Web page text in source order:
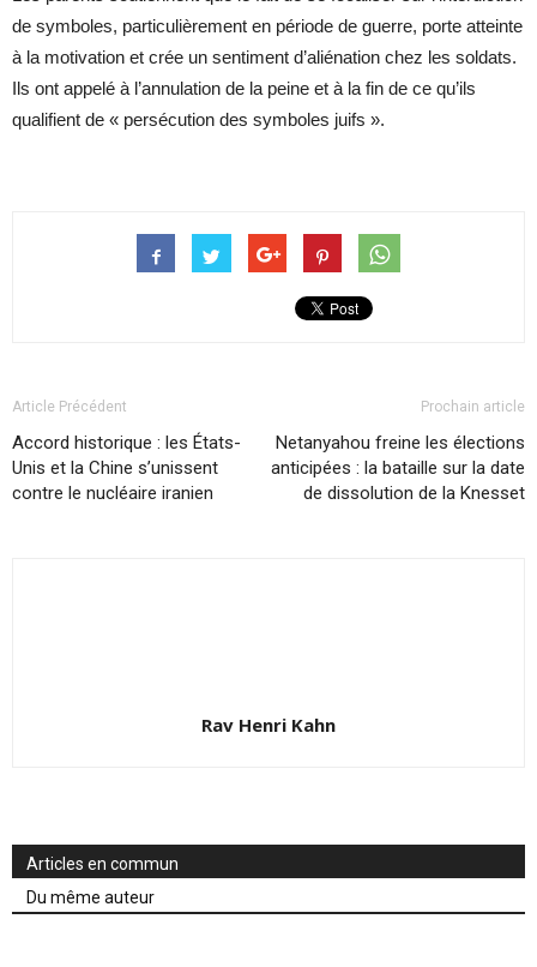
de symboles, particulièrement en période de guerre, porte atteinte
à la motivation et crée un sentiment d’aliénation chez les soldats.
Ils ont appelé à l’annulation de la peine et à la fin de ce qu’ils
qualifient de « persécution des symboles juifs ».
Article Précédent
Accord historique : les États-
Unis et la Chine s’unissent
contre le nucléaire iranien
Prochain article
Netanyahou freine les élections
anticipées : la bataille sur la date
de dissolution de la Knesset
Rav Henri Kahn
Articles en commun
Du même auteur